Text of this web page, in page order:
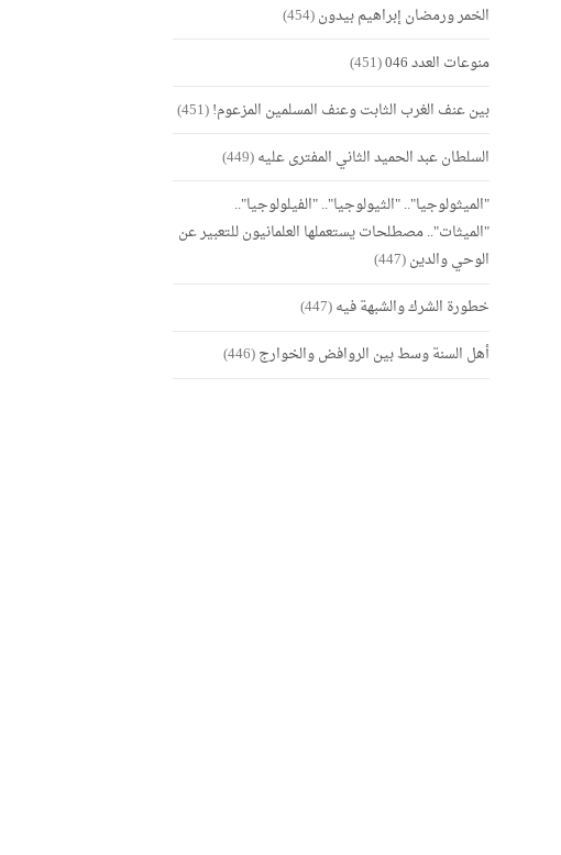
الخمر ورمضان إبراهيم بيدون(454)
منوعات العدد 046
(451)
بين عنف الغرب الثابت وعنف المسلمين المزعوم!(451)
السلطان عبد الحميد الثاني المفترى عليه(449)
"الميثولوجيا".. "الثيولوجيا".. "الفيلولوجيا"..
"الميثات".. مصطلحات يستعملها العلمانيون للتعبير عن
الوحي والدين(447)
خطورة الشرك والشبهة فيه(447)
أهل السنة وسط بين الروافض والخوارج(446)